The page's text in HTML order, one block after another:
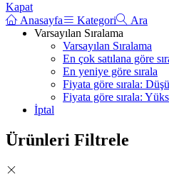
Kapat
Anasayfa
Kategori
Ara
Varsayılan Sıralama
Varsayılan Sıralama
En çok satılana göre
En yeniye göre sırala
Fiyata göre sırala:
Fiyata göre sırala:
İptal
Ürünleri Filtrele